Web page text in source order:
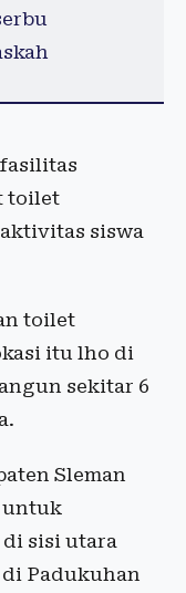
toilet
siswa
toilet
itu lho di
sekitar 6
Sleman
untuk
di sisi utara
Padukuhan